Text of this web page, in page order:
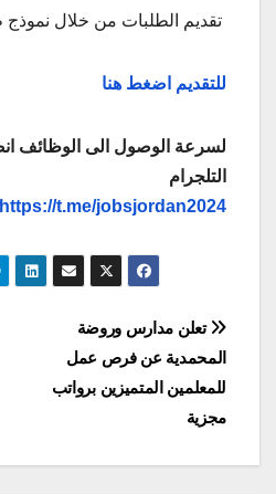
تقديم الطلبات من خلال
للتقديم اضغط هنا
لسرعة الوصول الى الوظائف
التلجرام
https://t.me/jobsjordan2024
تصفّح
المقالات
تعلن مدارس وروضة
المحمدية عن فرص عمل
للمعلمين المتميزين برواتب
مجزية